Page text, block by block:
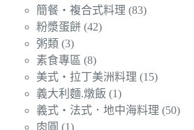
簡餐‧複合式料理 (83)
粉漿蛋餅 (42)
粥類 (3)
素食專區 (8)
美式‧拉丁美洲料理 (15)
義大利麵.燉飯 (1)
義式‧法式．地中海料理 (50)
肉圓 (1)